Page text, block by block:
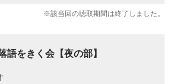
※該当回の聴取期間は終了しました。
語をきく会【夜の部】